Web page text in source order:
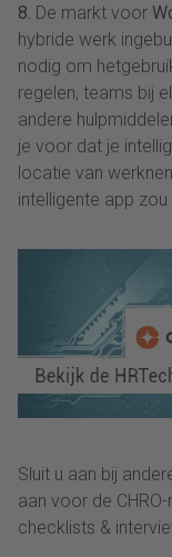
8. De markt voor
hybride werk
nodig om
regelen, teams bij
andere
je voor dat je
locatie van
intelligente app zou
Sluit u aan bij
aan voor de
checklists &